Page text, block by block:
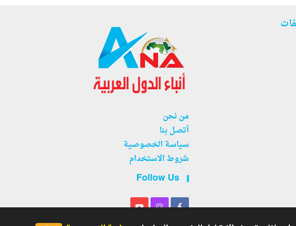
من نحن
أتصل بنا
سياسة الخصوصية
شروط الاستخدام
Follow Us